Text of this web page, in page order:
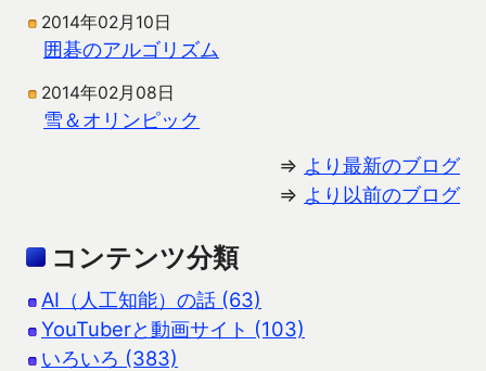
2014年02月10日
囲碁のアルゴリズム
2014年02月08日
雪＆オリンピック
⇒ より最新のブログ
⇒ より以前のブログ
コンテンツ分類
AI（人工知能）の話 (63)
YouTuberと動画サイト (103)
いろいろ (383)